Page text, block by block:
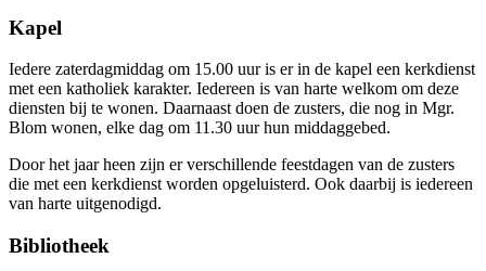
Kapel
Iedere zaterdagmiddag om 15.00 uur is er in de kapel een kerkdienst
met een katholiek karakter. Iedereen is van harte welkom om deze
diensten bij te wonen. Daarnaast doen de zusters, die nog in Mgr.
Blom wonen, elke dag om 11.30 uur hun middaggebed.
Door het jaar heen zijn er verschillende feestdagen van de zusters
die met een kerkdienst worden opgeluisterd. Ook daarbij is iedereen
van harte uitgenodigd.
Bibliotheek